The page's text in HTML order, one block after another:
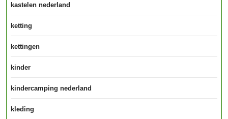
kastelen nederland
ketting
kettingen
kinder
kindercamping nederland
kleding